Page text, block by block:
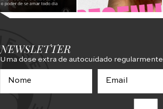
NEWSLETTER
Uma dose extra de autocuidado regularmente